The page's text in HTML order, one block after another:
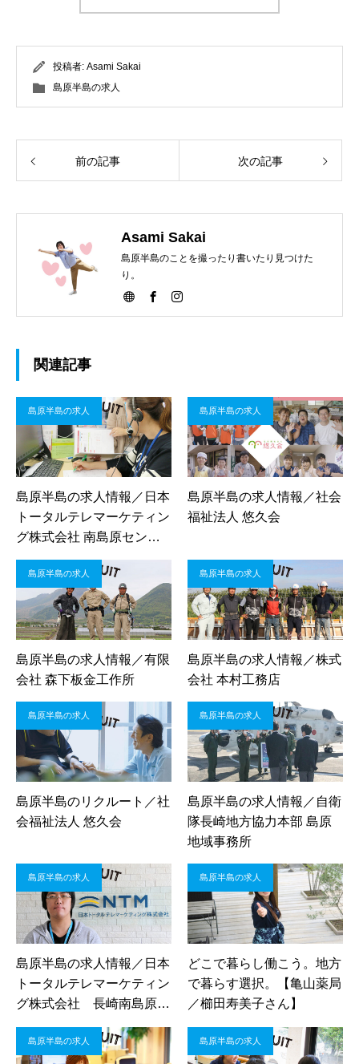
投稿者: Asami Sakai
島原半島の求人
前の記事 次の記事
Asami Sakai
島原半島のことを撮ったり書いたり見つけた
り。
関連記事
島原半島の求人
島原半島の求人情報／日本
トータルテレマーケティン
グ株式会社 南島原センタ
ー
島原半島の求人
島原半島の求人情報／社会
福祉法人 悠久会
島原半島の求人
島原半島の求人情報／有限
会社 森下板金工作所
島原半島の求人
島原半島の求人情報／株式
会社 本村工務店
島原半島の求人
島原半島のリクルート／社
会福祉法人 悠久会
島原半島の求人
島原半島の求人情報／自衛
隊長崎地方協力本部 島原
地域事務所
島原半島の求人
島原半島の求人情報／日本
トータルテレマーケティン
グ株式会社 長崎南島原セ
ンター
島原半島の求人
どこで暮らし働こう。地方
で暮らす選択。【亀山薬局
／櫛田寿美子さん】
島原半島の求人 島原半島の求人